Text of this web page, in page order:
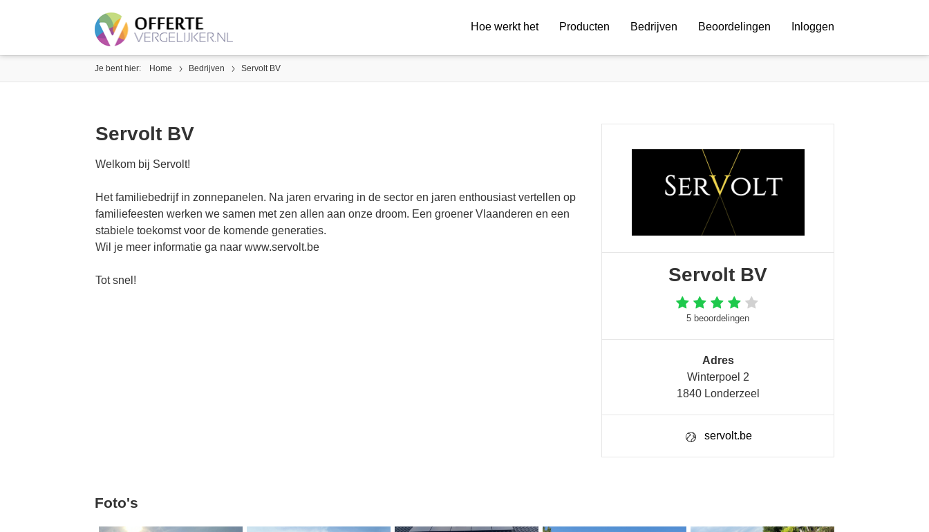
Hoe werkt het Producten Bedrijven Beoordelingen Inloggen
Je bent hier: Home Bedrijven Servolt BV
Servolt BV
Welkom bij Servolt!
Het familiebedrijf in zonnepanelen. Na jaren ervaring in de sector en jaren enthousiast vertellen op
familiefeesten werken we samen met zen allen aan onze droom. Een groener Vlaanderen en een
stabiele toekomst voor de komende generaties.
Wil je meer informatie ga naar www.servolt.be
Tot snel! Servolt BV
5 beoordelingen
Adres
Winterpoel 2
1840 Londerzeel
servolt.be
Foto's